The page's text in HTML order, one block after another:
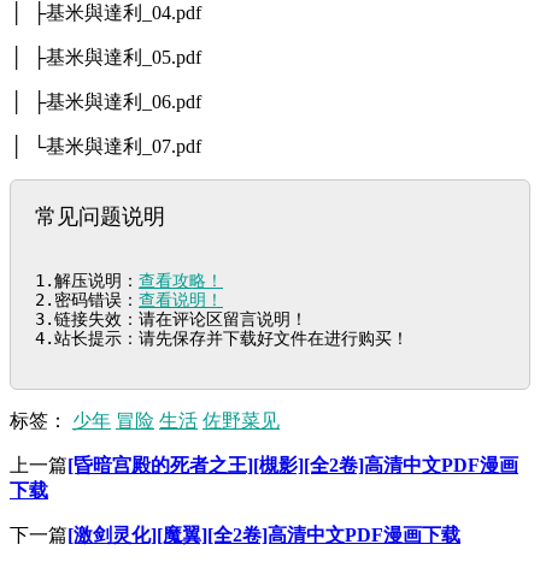
│ ├基米與達利_04.pdf
│ ├基米與達利_05.pdf
│ ├基米與達利_06.pdf
│ └基米與達利_07.pdf
常见问题说明
1.解压说明： 查看攻略！
2.密码错误： 查看说明！
3.链接失效：请在评论区留言说明！
4.站长提示：请先保存并下载好文件在进行购买！
标签： 少年 冒险 生活 佐野菜见
上一篇[昏暗宫殿的死者之王][槻影][全2卷]高清中文PDF漫画
下载
下一篇[激剑灵化][魔翼][全2卷]高清中文PDF漫画下载